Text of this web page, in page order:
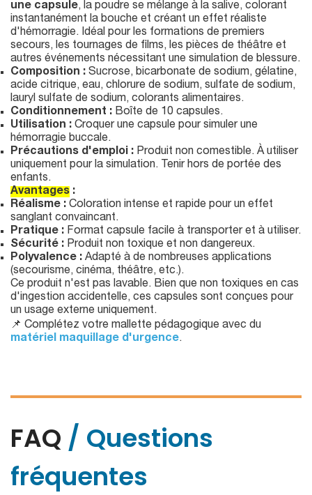
une capsule, la poudre se mélange à la salive, colorant
instantanément la bouche et créant un effet réaliste
d'hémorragie. Idéal pour les formations de premiers
secours, les tournages de films, les pièces de théâtre et
autres événements nécessitant une simulation de blessure.
Composition : Sucrose, bicarbonate de sodium, gélatine,
acide citrique, eau, chlorure de sodium, sulfate de sodium,
lauryl sulfate de sodium, colorants alimentaires.
Conditionnement : Boîte de 10 capsules.
Utilisation : Croquer une capsule pour simuler une
hémorragie buccale.
Précautions d'emploi : Produit non comestible. À utiliser
uniquement pour la simulation. Tenir hors de portée des
enfants.
Avantages :
Réalisme : Coloration intense et rapide pour un effet
sanglant convaincant.
Pratique : Format capsule facile à transporter et à utiliser.
Sécurité : Produit non toxique et non dangereux.
Polyvalence : Adapté à de nombreuses applications
(secourisme, cinéma, théâtre, etc.).
Ce produit n'est pas lavable. Bien que non toxiques en cas
d'ingestion accidentelle, ces capsules sont conçues pour
un usage externe uniquement.
📌 Complétez votre mallette pédagogique avec du
matériel maquillage d'urgence.
FAQ / Questions
fréquentes